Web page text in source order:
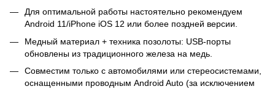
Для оптимальной работы настоятельно рекомендуем
Android 11/iPhone iOS 12 или более поздней версии.
Медный материал + техника позолоты: USB-порты
обновлены из традиционного железа на медь.
Совместим только с автомобилями или стереосистемами,
оснащенными проводным Android Auto (за исключением